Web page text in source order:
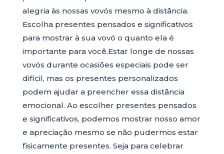
alegria às nossas vovós mesmo à distância.
Escolha presentes pensados e significativos
para mostrar à sua vovó o quanto ela é
importante para você.Estar longe de nossas
vovós durante ocasiões especiais pode ser
difícil, mas os presentes personalizados
podem ajudar a preencher essa distância
emocional. Ao escolher presentes pensados
e significativos, podemos mostrar nosso amor
e apreciação mesmo se não pudermos estar
fisicamente presentes. Seja para celebrar